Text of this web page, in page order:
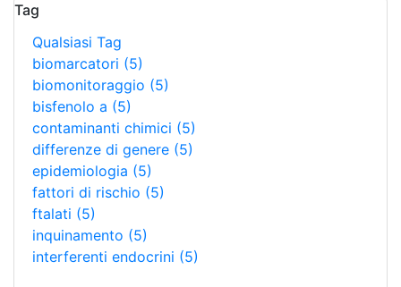
Tag
Qualsiasi Tag
biomarcatori (5)
biomonitoraggio (5)
bisfenolo a (5)
contaminanti chimici (5)
differenze di genere (5)
epidemiologia (5)
fattori di rischio (5)
ftalati (5)
inquinamento (5)
interferenti endocrini (5)